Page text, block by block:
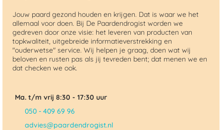
Jouw paard gezond houden en krijgen. Dat is waar we het
allemaal voor doen. Bij De Paardendrogist worden we
gedreven door onze visie: het leveren van producten van
topkwaliteit, uitgebreide informatieverstrekking en
"ouderwetse" service. Wij helpen je graag, doen wat wij
beloven en rusten pas als jij tevreden bent; dat menen we en
dat checken we ook.
Ma. t/m vrij 8:30 - 17:30 uur
050 - 409 69 96
advies@paardendrogist.nl